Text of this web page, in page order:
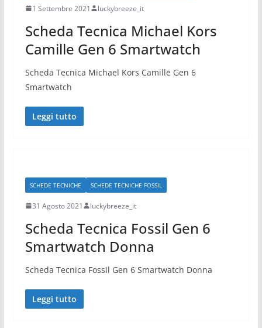
1 Settembre 2021 luckybreeze_it
Scheda Tecnica Michael Kors
Camille Gen 6 Smartwatch
Scheda Tecnica Michael Kors Camille Gen 6
Smartwatch
Leggi tutto
SCHEDE TECNICHE SCHEDE TECNICHE FOSSIL
31 Agosto 2021 luckybreeze_it
Scheda Tecnica Fossil Gen 6
Smartwatch Donna
Scheda Tecnica Fossil Gen 6 Smartwatch Donna
Leggi tutto